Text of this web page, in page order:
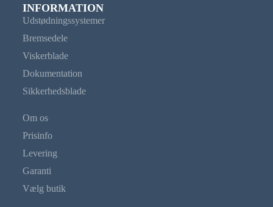
INFORMATION
Udstødningssystemer
Bremsedele
Viskerblade
Dokumentation
Sikkerhedsblade
Om os
Prisinfo
Levering
Garanti
Vælg butik